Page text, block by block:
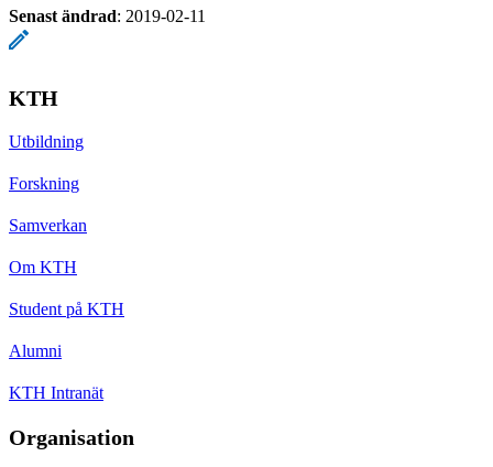
Senast ändrad: 2019-02-11
KTH
Utbildning
Forskning
Samverkan
Om KTH
Student på KTH
Alumni
KTH Intranät
Organisation